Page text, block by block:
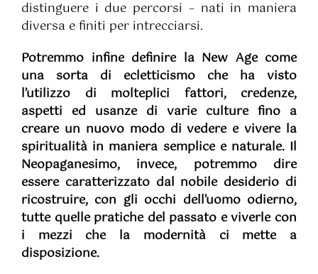
distinguere i due percorsi – nati in maniera
diversa e finiti per intrecciarsi.
Potremmo infine definire la New Age come
una sorta di ecletticismo che ha visto
l’utilizzo di molteplici fattori, credenze,
aspetti ed usanze di varie culture fino a
creare un nuovo modo di vedere e vivere la
spiritualità in maniera semplice e naturale. Il
Neopaganesimo, invece, potremmo dire
essere caratterizzato dal nobile desiderio di
ricostruire, con gli occhi dell’uomo odierno,
tutte quelle pratiche del passato e viverle con
i mezzi che la modernità ci mette a
disposizione.